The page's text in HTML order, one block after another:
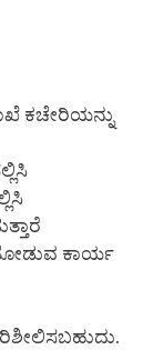
ಕಚೇರಿಯನ್ನು
ಕಾರ್ಯ